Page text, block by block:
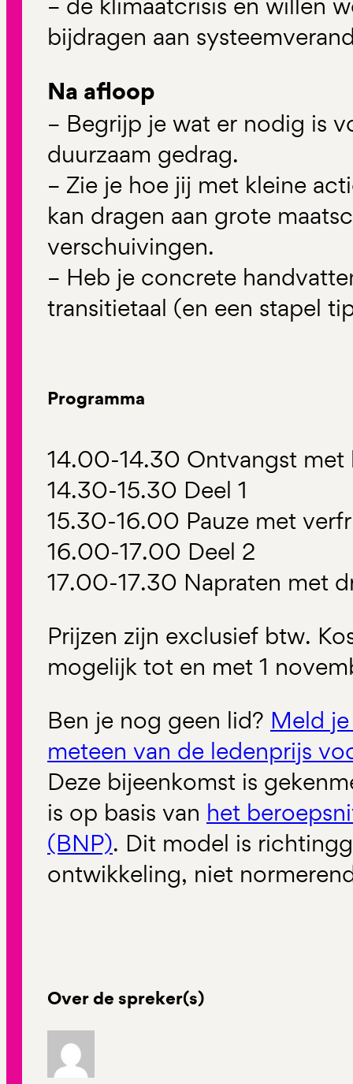
bijdragen aan
Na afloop
– Begrijp je wat er nodig is
duurzaam gedrag.
– Zie je hoe jij met kleine
kan dragen aan grote
verschuivingen.
– Heb je concrete
transitietaal (en een stapel
Programma
14.00-14.30 Ontvangst met
14.30-15.30 Deel 1
15.30-16.00 Pauze met
16.00-17.00 Deel 2
17.00-17.30 Napraten met
Prijzen zijn exclusief btw.
mogelijk tot en met 1
Ben je nog geen lid? Meld
meteen van de ledenprijs
Deze bijeenkomst is
is op basis van het
(BNP). Dit model is
ontwikkeling, niet
Over de spreker(s)